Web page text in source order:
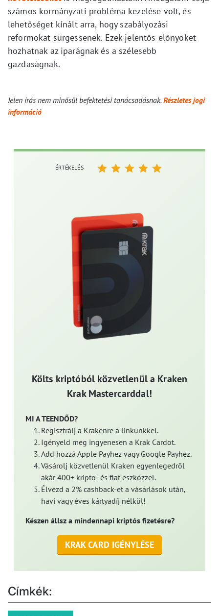
számos kormányzati probléma kezelése volt, és
lehetőséget kínált arra, hogy szabályozási
reformokat sürgessenek. Ezek jelentős előnyöket
hozhatnak az iparágnak és a szélesebb
gazdaságnak.
Jelen írás nem minősül befektetési tanácsadásnak.Részletes jogi
információ
Költs kriptóból közvetlenül a Kraken
Krak Mastercarddal!
MI A TEENDŐD?
Regisztrálj a Krakenre a linkünkkel.
Igényeld meg ingyenesen a Krak Cardot.
Add hozzá Apple Payhez vagy Google Payhez.
Vásárolj közvetlenül Kraken egyenlegedről
akár 400+ kripto- és fiat eszközzel.
Élvezd a 2% cashback-et a vásárlások után,
havi vagy éves kártyadíj nélkül!
Készen állsz a mindennapi kriptós fizetésre?
KRAK CARD IGÉNYLÉSE
ÉRTÉKELÉS
Címkék: